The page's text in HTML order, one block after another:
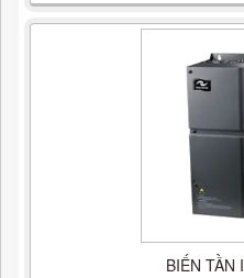
BIẾN TẦN